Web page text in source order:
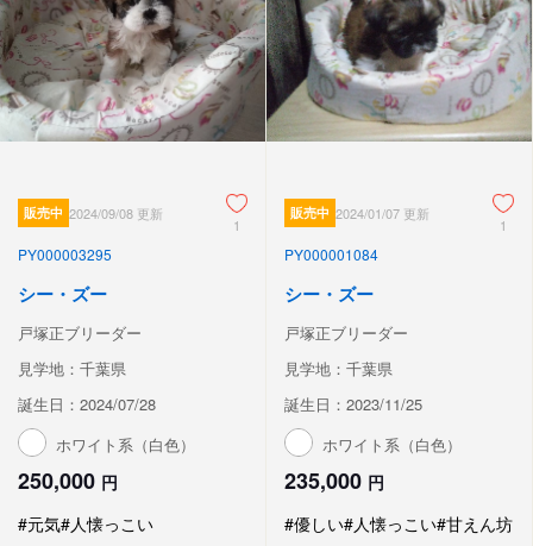
販売中 2024/09/08 更新
1
PY000003295
シー・ズー
戸塚正ブリーダー
見学地：千葉県
誕生日：2024/07/28
ホワイト系（白色）
250,000 円
#元気#人懐っこい
販売中 2024/01/07 更新
1
PY000001084
シー・ズー
戸塚正ブリーダー
見学地：千葉県
誕生日：2023/11/25
ホワイト系（白色）
235,000 円
#優しい#人懐っこい#甘えん坊